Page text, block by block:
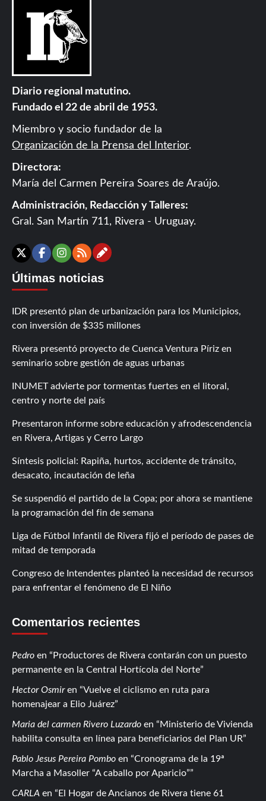
Diario regional matutino.
Fundado el 22 de abril de 1953.
Miembro y socio fundador de la
Organización de la Prensa del Interior.
Directora:
María del Carmen Pereira Soares de Araújo.
Administración, Redacción y Talleres:
Gral. San Martín 711, Rivera - Uruguay.
X Facebook
Instagram
RSSContáctanos
Últimas noticias
IDR presentó plan de urbanización para los Municipios,
con inversión de $335 millones
Rivera presentó proyecto de Cuenca Ventura Píriz en
seminario sobre gestión de aguas urbanas
INUMET advierte por tormentas fuertes en el litoral,
centro y norte del país
Presentaron informe sobre educación y afrodescendencia
en Rivera, Artigas y Cerro Largo
Síntesis policial: Rapiña, hurtos, accidente de tránsito,
desacato, incautación de leña
Se suspendió el partido de la Copa; por ahora se mantiene
la programación del fin de semana
Liga de Fútbol Infantil de Rivera fijó el período de pases de
mitad de temporada
Congreso de Intendentes planteó la necesidad de recursos
para enfrentar el fenómeno de El Niño
Comentarios recientes
Pedro en
Productores de Rivera contarán con un puesto
permanente en la Central Hortícola del Norte
Hector Osmiren
Vuelve el ciclismo en ruta para
homenajear a Elio Juárez
Maria del carmen Rivero Luzardo en
Ministerio de Vivienda
habilita consulta en línea para beneficiarios del Plan UR
Pablo Jesus Pereira Pombo en
Cronograma de la 19ª
Marcha a Masoller “A caballo por Aparicio”
CARLA en El Hogar de Ancianos de Rivera tiene 61